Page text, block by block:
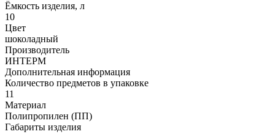
Ёмкость изделия, л
10
Цвет
шоколадный
Производитель
ИНТЕРМ
Дополнительная информация
Количество предметов в упаковке
11
Материал
Полипропилен (ПП)
Габариты изделия